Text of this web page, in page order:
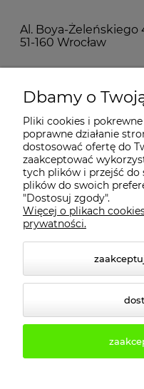
Al. Boya-Żeleńskiego
51-160 Wrocław
MOJE KONTO
PŁATNOŚCI I
INFORMACJE
KONTAKT
© 2026 2b3d.pl.
Dbamy o
Pliki cookies i
poprawne działanie
dostosować ofertę do
zaakceptować
tych plików i przejść do
plików do swoich
"Dostosuj zgody".
Więcej o plikach
prywatności.